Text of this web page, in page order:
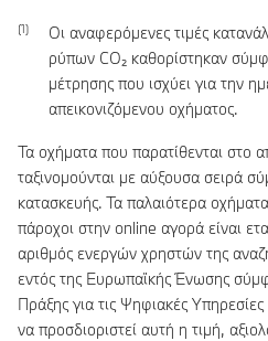
Οι αναφερόμενες τιμές
ρύπων CO₂ καθορίστηκαν
μέτρησης που ισχύει για την
απεικονιζόμενου οχήματος.
Τα οχήματα που παρατίθενται στο
ταξινομούνται με αύξουσα σειρά
κατασκευής. Τα παλαιότερα
πάροχοι στην online αγορά είναι
αριθμός ενεργών χρηστών της
εντός της Ευρωπαϊκής Ένωσης
Πράξης για τις Ψηφιακές
να προσδιοριστεί αυτή η τιμή,